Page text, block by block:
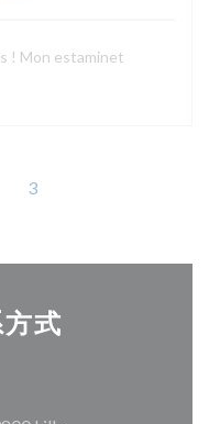
! Mon estaminet
3
式